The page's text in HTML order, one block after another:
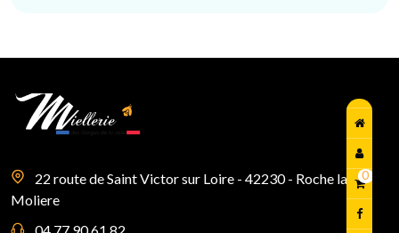
0
22 route de Saint Victor sur Loire - 42230 - Roche la
Moliere